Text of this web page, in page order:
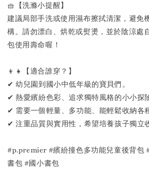
🧺【洗滌小提醒】
建議局部手洗或使用濕布擦拭清潔，避免
構。請勿漂白、烘乾或熨燙，並於陰涼處
包使用壽命喔！
👦👧【適合誰穿？】
✔ 幼兒園到國小中低年級的寶貝們。
✔ 熱愛繽紛色彩、追求獨特風格的小小探
✔ 需要一個輕量、多功能、能輕鬆收納各
✔ 注重品質與實用性，希望培養孩子獨立
#p.premier #繽紛撞色多功能兒童後背包
書包 #國小書包